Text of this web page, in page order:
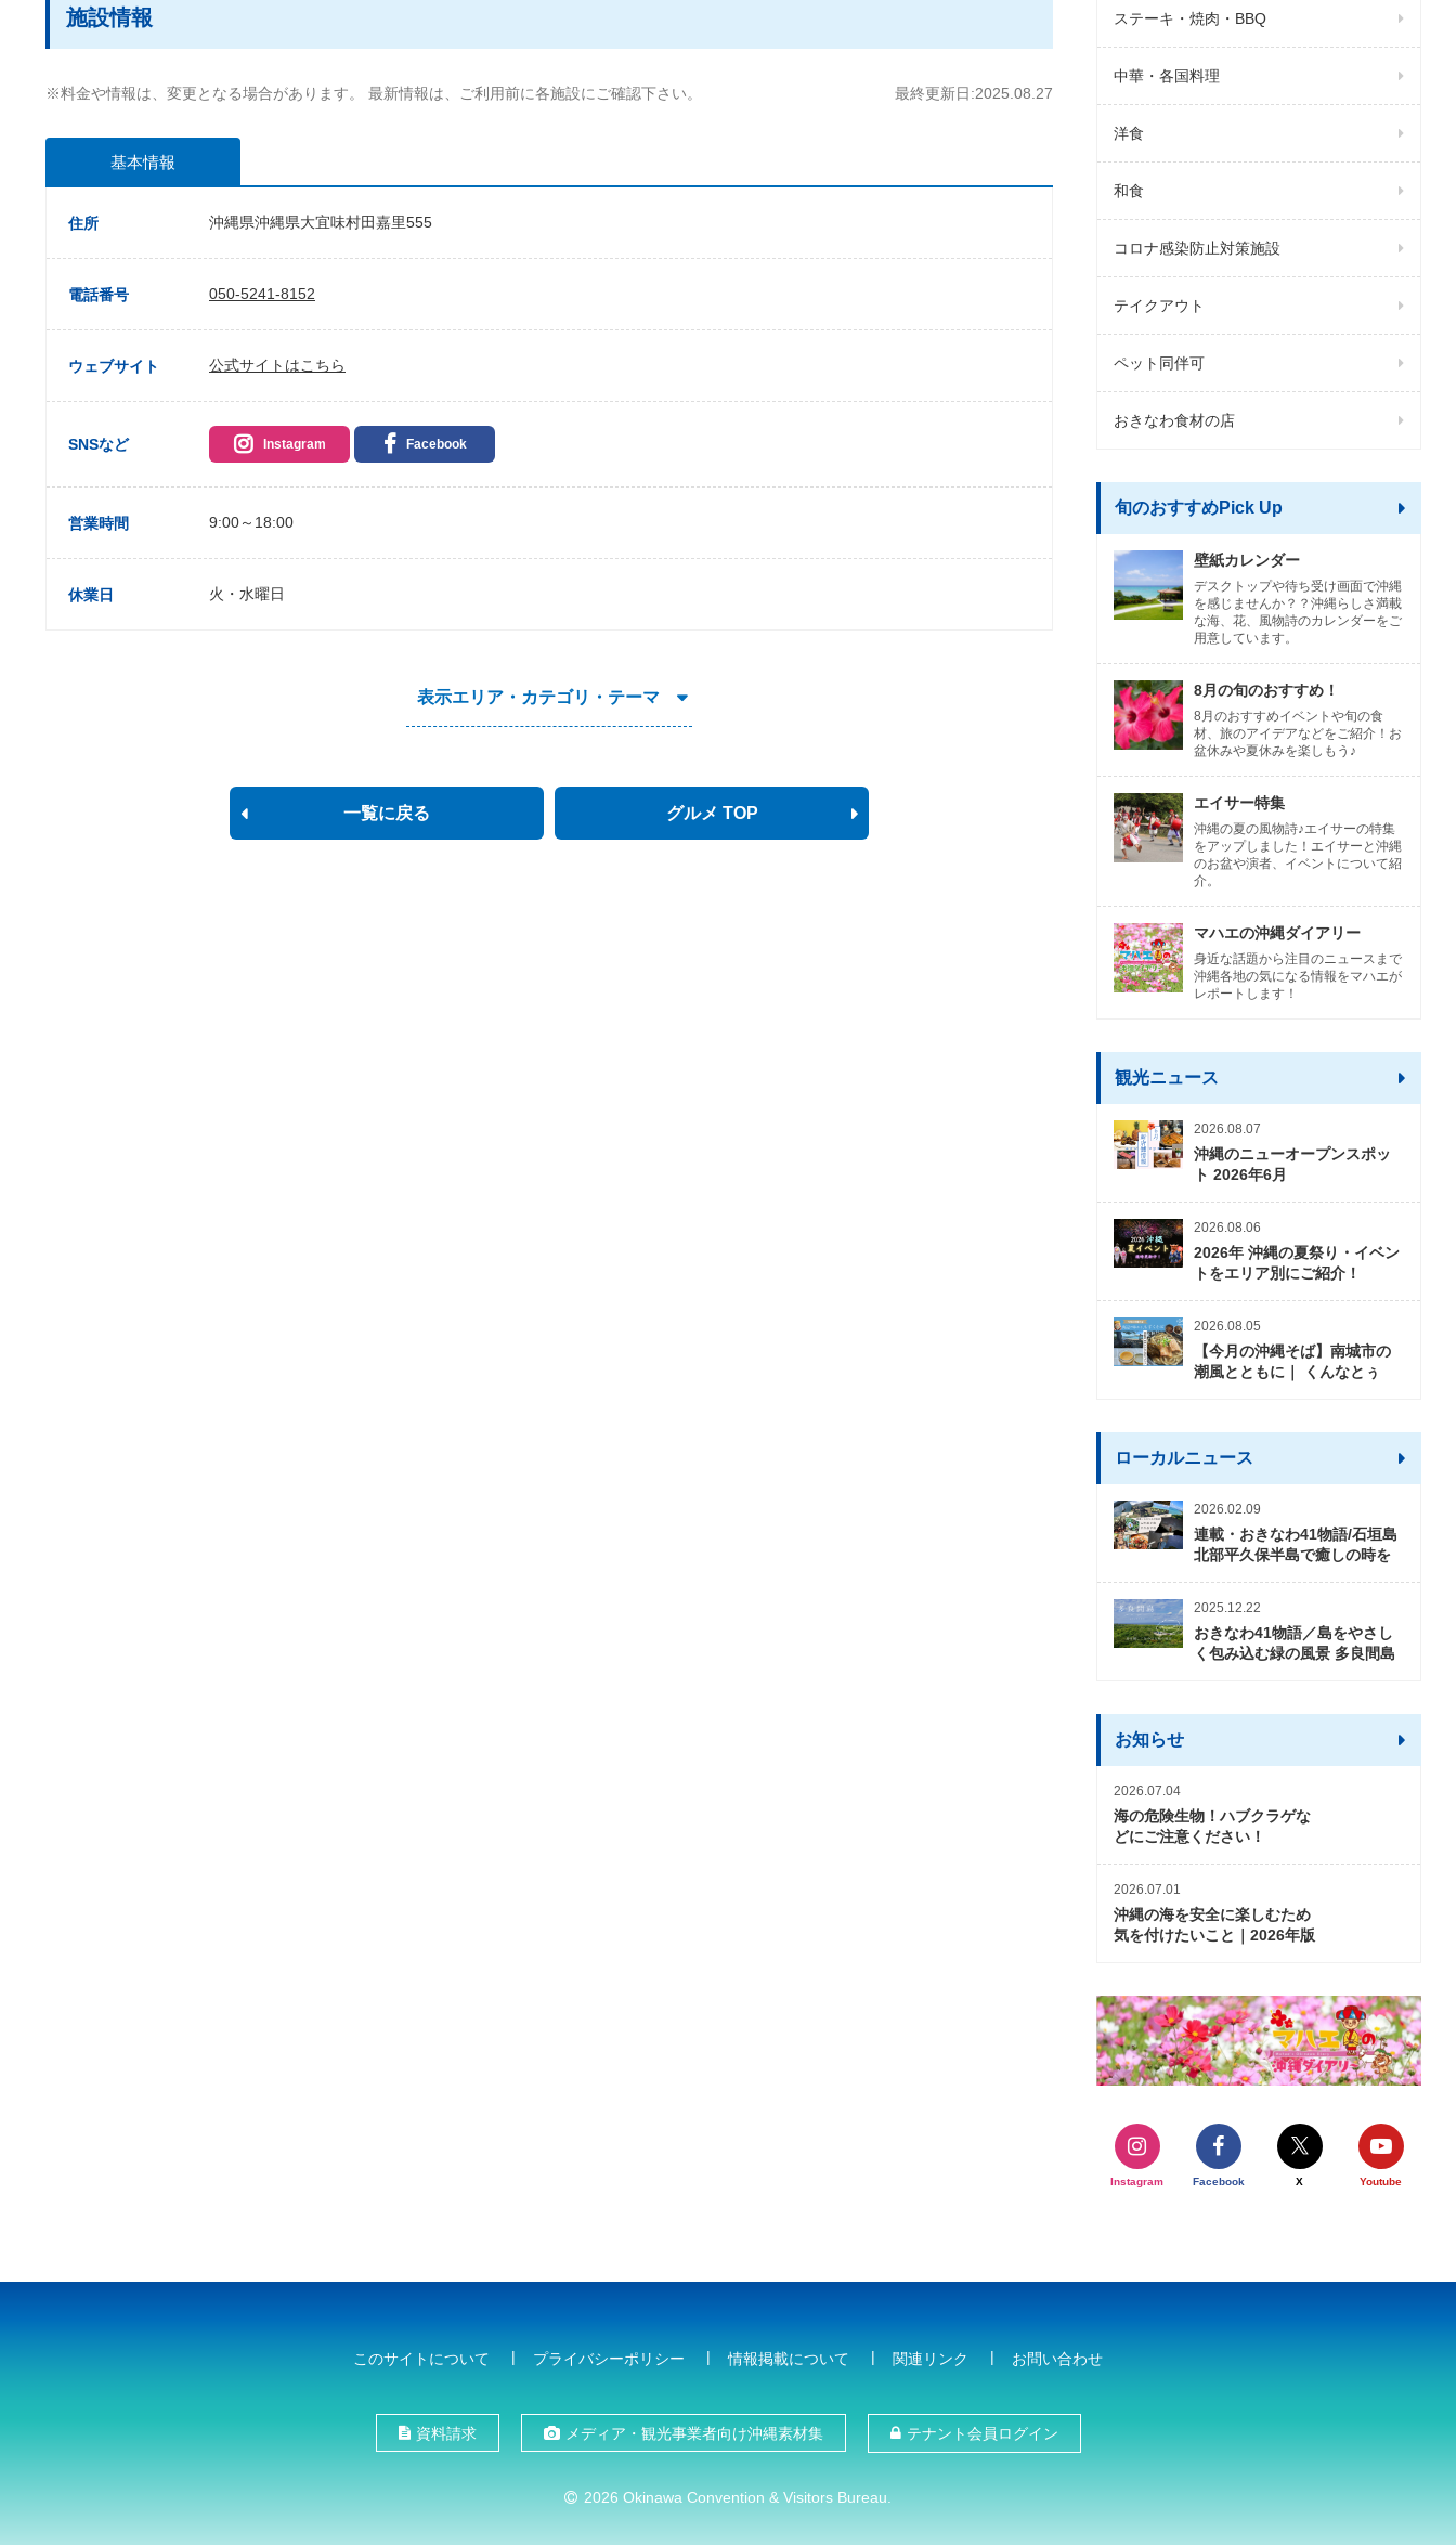
施設情報
※料金や情報は、変更となる場合があります。 最新情報は、ご利用前に各施設にご確認下さい。 最終更新日:2025.08.27
基本情報
住所 沖縄県沖縄県大宜味村田嘉里555
電話番号 050-5241-8152
ウェブサイト 公式サイトはこちら
SNSなど Instagram Facebook
営業時間 9:00～18:00
休業日 火・水曜日
表示エリア・カテゴリ・テーマ
一覧に戻る グルメ TOP
ステーキ・焼肉・BBQ
中華・各国料理
洋食
和食
コロナ感染防止対策施設
テイクアウト
ペット同伴可
おきなわ食材の店
旬のおすすめPick Up
壁紙カレンダー
デスクトップや待ち受け画面で沖縄
を感じませんか？？沖縄らしさ満載
な海、花、風物詩のカレンダーをご
用意しています。
8月の旬のおすすめ！
8月のおすすめイベントや旬の食
材、旅のアイデアなどをご紹介！お
盆休みや夏休みを楽しもう♪
エイサー特集
沖縄の夏の風物詩♪エイサーの特集
をアップしました！エイサーと沖縄
のお盆や演者、イベントについて紹
介。
マハエの沖縄ダイアリー
身近な話題から注目のニュースまで
沖縄各地の気になる情報をマハエが
レポートします！
観光ニュース
2026.08.07
沖縄のニューオープンスポッ
ト 2026年6月
2026.08.06
2026年 沖縄の夏祭り・イベン
トをエリア別にご紹介！
2026.08.05
【今月の沖縄そば】南城市の
潮風とともに｜ くんなとぅ
ローカルニュース
2026.02.09
連載・おきなわ41物語/石垣島
北部平久保半島で癒しの時を
2025.12.22
おきなわ41物語／島をやさし
く包み込む緑の風景 多良間島
お知らせ
2026.07.04
海の危険生物！ハブクラゲな
どにご注意ください！
2026.07.01
沖縄の海を安全に楽しむため
気を付けたいこと｜2026年版
Instagram Facebook X Youtube
このサイトについて プライバシーポリシー 情報掲載について 関連リンク お問い合わせ
資料請求 メディア・観光事業者向け沖縄素材集 テナント会員ログイン
2026 Okinawa Convention & Visitors Bureau.